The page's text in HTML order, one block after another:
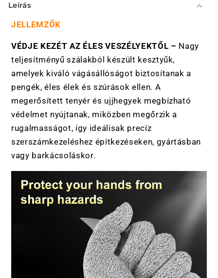
s
s
e
c
s
u
k
h
a
t
Leírás
JELLEMZŐK
VÉDJE KEZÉT AZ ÉLES VESZÉLYEKTŐL – Nagy
teljesítményű szálakból készült kesztyűk,
amelyek kiváló vágásállóságot biztosítanak a
pengék, éles élek és szúrások ellen. A
megerősített tenyér és ujjhegyek megbízható
védelmet nyújtanak, miközben megőrzik a
rugalmasságot, így ideálisak precíz
szerszámkezeléshez építkezéseken, gyártásban
vagy barkácsoláskor.